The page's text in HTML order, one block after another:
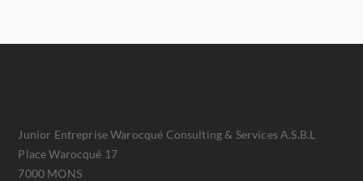
Junior Entreprise Warocqué Consulting & Services A.S.B.L
Place Warocqué 17
7000 MONS